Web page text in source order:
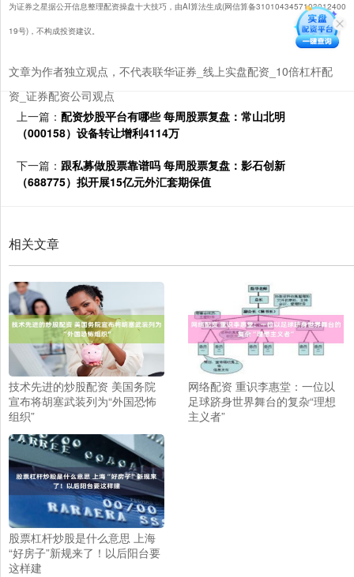
为证券之星据公开信息整理配资操盘十大技巧，由AI算法生成(网信算备3101043457103012400
19号)，不构成投资建议。
文章为作者独立观点，不代表联华证券_线上实盘配资_10倍杠杆配
资_证券配资公司观点
上一篇： 配资炒股平台有哪些 每周股票复盘：常山北明
（000158）设备转让增利4114万
下一篇： 跟私募做股票靠谱吗 每周股票复盘：影石创新
（688775）拟开展15亿元外汇套期保值
相关文章
技术先进的炒股配资 美国务院
宣布将胡塞武装列为“外国恐怖
组织”
网络配资 重识李惠堂：一位以
足球跻身世界舞台的复杂“理想
主义者”
股票杠杆炒股是什么意思 上海
“好房子”新规来了！以后阳台要
这样建